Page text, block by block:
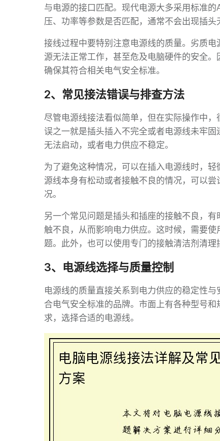
与电源的接口匹配。现代电源大多采用标准
压、功率等参数是否匹配，通常不会出现插头
接线过程中要特别注意电源线的质量。劣质
源无法正常工作，甚至危及电脑硬件的安全
确保其符合相关电气安全标准。
2、常见接法错误与排查方法
尽管电源线接法看似简单，但在实际操作中
误之一就是插头插入不完全或者电源线未牢
无法启动，或者电力供应不稳定。
为了避免这种情况，可以在插入电源线时，
源线本身有松动或者接触不良的情况，可以
况。
另一个常见问题是插头和插座的接触不良，
触不良，从而影响电力供应。这时候，需要
题。此外，也可以使用专门的接触清洁剂清理
3、电源线选择与质量控制
电源线的质量直接关系到电力供应的稳定性
合电气安全标准的品牌。市面上有各种型号
求，选择合适的电源线。